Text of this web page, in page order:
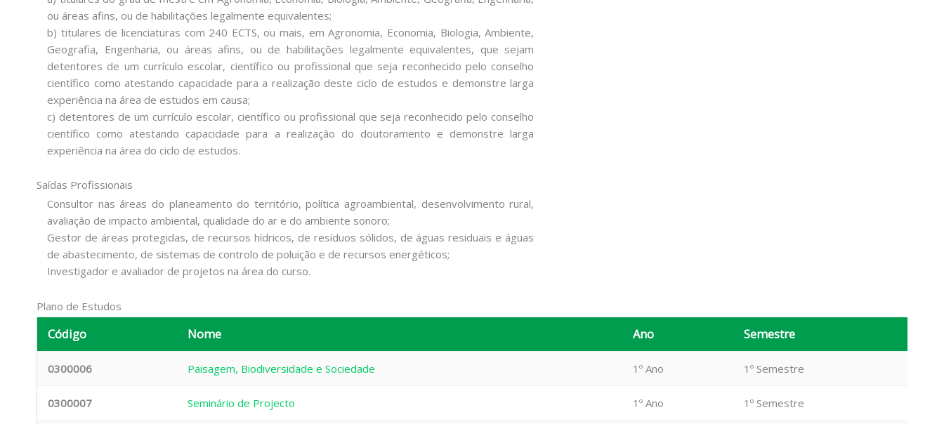
ou áreas afins, ou de habilitações legalmente equivalentes;
b) titulares de licenciaturas com 240 ECTS, ou mais, em Agronomia, Economia, Biologia, Ambiente,
Geografia, Engenharia, ou áreas afins, ou de habilitações legalmente equivalentes, que sejam
detentores de um currículo escolar, científico ou profissional que seja reconhecido pelo conselho
científico como atestando capacidade para a realização deste ciclo de estudos e demonstre larga
experiência na área de estudos em causa;
c) detentores de um currículo escolar, científico ou profissional que seja reconhecido pelo conselho
científico como atestando capacidade para a realização do doutoramento e demonstre larga
experiência na área do ciclo de estudos.
Saídas Profissionais
Consultor nas áreas do planeamento do território, política agroambiental, desenvolvimento rural,
avaliação de impacto ambiental, qualidade do ar e do ambiente sonoro;
Gestor de áreas protegidas, de recursos hídricos, de resíduos sólidos, de águas residuais e águas
de abastecimento, de sistemas de controlo de poluição e de recursos energéticos;
Investigador e avaliador de projetos na área do curso.
Plano de Estudos
Código Nome Ano Semestre
0300006 Paisagem, Biodiversidade e Sociedade 1º Ano 1º Semestre
0300007 Seminário de Projecto 1º Ano 1º Semestre